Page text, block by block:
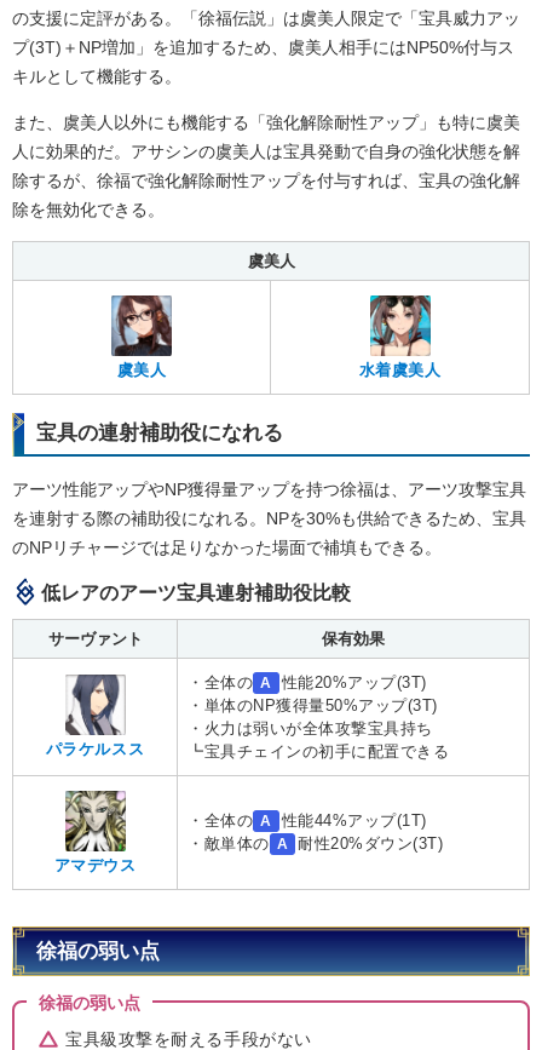
の支援に定評がある。「徐福伝説」は虞美人限定で「宝具威力アッ
プ(3T)＋NP増加」を追加するため、虞美人相手にはNP50%付与ス
キルとして機能する。
また、虞美人以外にも機能する「強化解除耐性アップ」も特に虞美
人に効果的だ。アサシンの虞美人は宝具発動で自身の強化状態を解
除するが、徐福で強化解除耐性アップを付与すれば、宝具の強化解
除を無効化できる。
虞美人
虞美人 水着虞美人
宝具の連射補助役になれる
アーツ性能アップやNP獲得量アップを持つ徐福は、アーツ攻撃宝具
を連射する際の補助役になれる。NPを30%も供給できるため、宝具
のNPリチャージでは足りなかった場面で補填もできる。
低レアのアーツ宝具連射補助役比較
サーヴァント 保有効果
パラケルスス
・全体の A
性能20%アップ(3T)
・単体のNP獲得量50%アップ(3T)
・火力は弱いが全体攻撃宝具持ち
┗宝具チェインの初手に配置できる
アマデウス
・全体の A
性能44%アップ(1T)
・敵単体の A 耐性20%ダウン(3T)
徐福の弱い点
徐福の弱い点
宝具級攻撃を耐える手段がない